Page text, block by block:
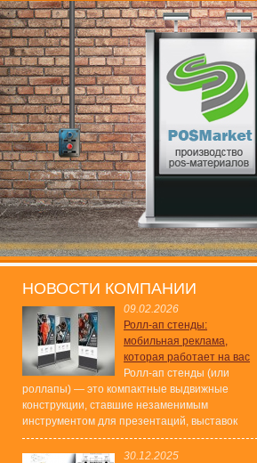
НОВОСТИ КОМПАНИИ
09.02.2026
Ролл-ап стенды:
мобильная реклама,
которая работает на вас
Ролл-ап стенды (или
роллапы) — это компактные выдвижные
конструкции, ставшие незаменимым
инструментом для презентаций, выставок
30.12.2025